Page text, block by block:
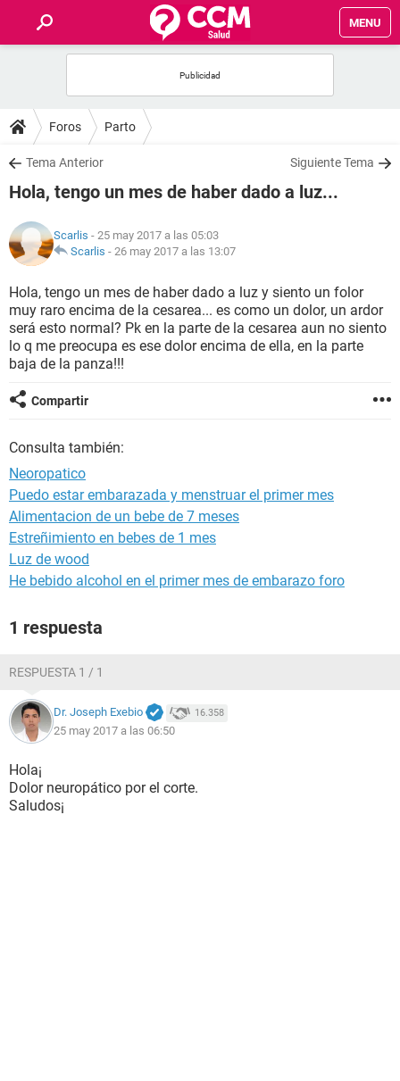
MENU
FOROS
SALUD
FAMILIA
NUTRICIÓN
BIENESTAR
SEXUALIDAD
GLOSARIO
Foros Parto
Tema Anterior Siguiente Tema
Hola, tengo un mes de haber dado a luz...
Scarlis - 25 may 2017 a las 05:03
Scarlis - 26 may 2017 a las 13:07
Hola, tengo un mes de haber dado a luz y siento un folor
muy raro encima de la cesarea... es como un dolor, un ardor
será esto normal? Pk en la parte de la cesarea aun no siento
lo q me preocupa es ese dolor encima de ella, en la parte
baja de la panza!!!
Compartir
Consulta también:
Neoropatico
Puedo estar embarazada y menstruar el primer mes
Alimentacion de un bebe de 7 meses
Estreñimiento en bebes de 1 mes
Luz de wood
He bebido alcohol en el primer mes de embarazo foro
1 respuesta
RESPUESTA 1 / 1
Dr. Joseph Exebio 16.358
25 may 2017 a las 06:50
Hola¡
Dolor neuropático por el corte.
Saludos¡